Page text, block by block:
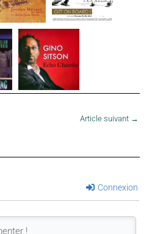
Article suivant →
Connexion